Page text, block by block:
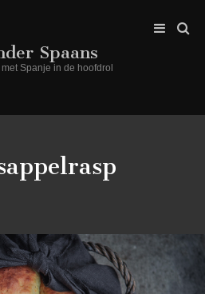
Spaans
Spanje in de hoofdrol